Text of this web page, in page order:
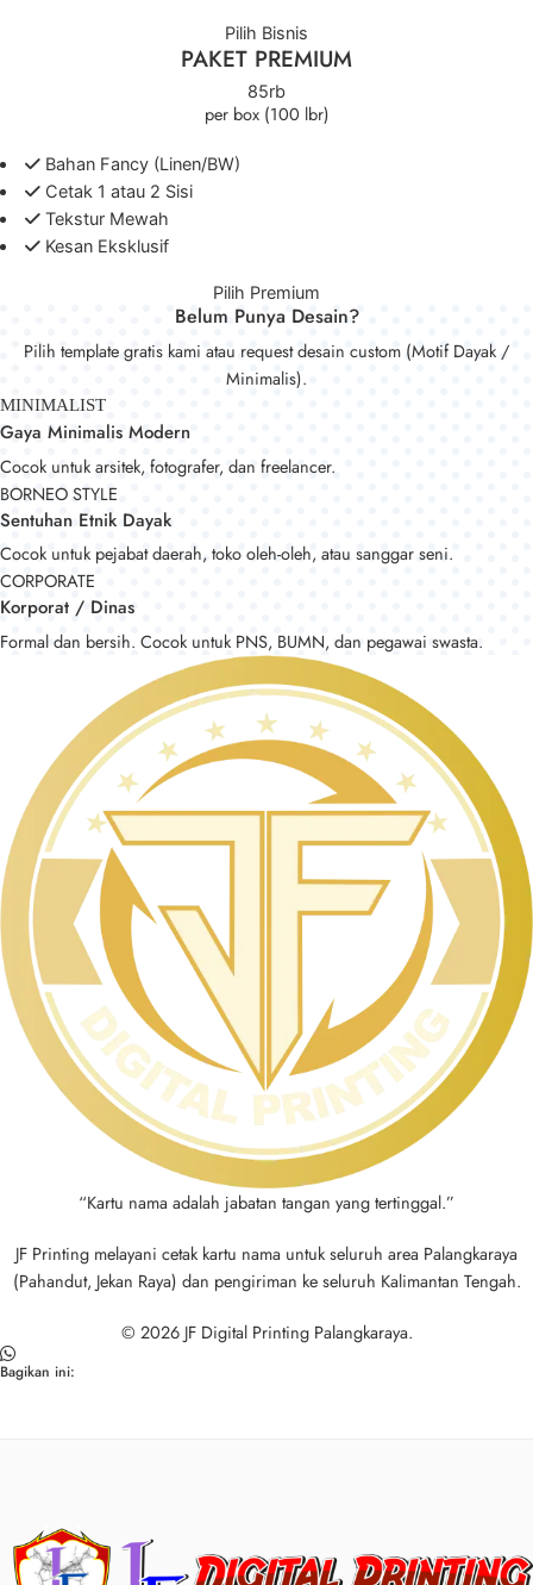
Pilih Bisnis
PAKET PREMIUM
85rb
per box (100 lbr)
Bahan Fancy (Linen/BW)
Cetak 1 atau 2 Sisi
Tekstur Mewah
Kesan Eksklusif
Pilih Premium
Belum Punya Desain?
Pilih template gratis kami atau request desain custom (Motif Dayak /
Minimalis).
MINIMALIST
Gaya Minimalis Modern
Cocok untuk arsitek, fotografer, dan freelancer.
BORNEO STYLE
Sentuhan Etnik Dayak
Cocok untuk pejabat daerah, toko oleh-oleh, atau sanggar seni.
CORPORATE
Korporat / Dinas
Formal dan bersih. Cocok untuk PNS, BUMN, dan pegawai swasta.
“Kartu nama adalah jabatan tangan yang tertinggal.”
JF Printing melayani cetak kartu nama untuk seluruh area Palangkaraya
(Pahandut, Jekan Raya) dan pengiriman ke seluruh Kalimantan Tengah.
© 2026 JF Digital Printing Palangkaraya.
Bagikan ini: